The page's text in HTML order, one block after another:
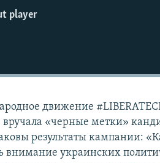
player
движение
«черные метки»
результаты кампании:
внимание украинских